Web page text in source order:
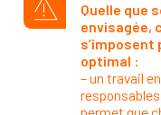
Quelle que
envisagée,
s’imposent
optimal :
–un travail